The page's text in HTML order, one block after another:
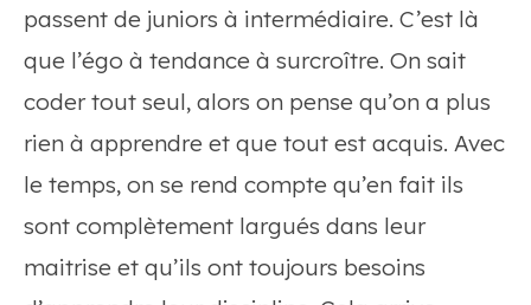
passent de juniors à intermédiaire. C’est là
que l’égo à tendance à surcroître. On sait
coder tout seul, alors on pense qu’on a plus
rien à apprendre et que tout est acquis. Avec
le temps, on se rend compte qu’en fait ils
sont complètement largués dans leur
maitrise et qu’ils ont toujours besoins